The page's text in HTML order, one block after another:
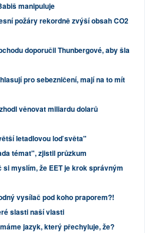
manipuluje
požáry rekordně zvýší obsah CO2
doporučil Thunbergové, aby šla
pro sebezničení, mají na to mít
věnovat miliardu dolarů
letadlovou loď světa"
témat", zjistil průzkum
si myslím, že EET je krok správným
vysílač pod koho praporem?!
slasti naší vlasti
jazyk, který přechyluje, že?